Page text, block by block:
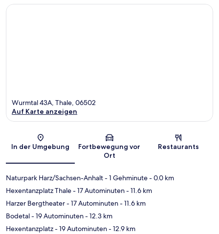
Karte
Wurmtal 43A, Thale, 06502
Auf Karte anzeigen
In der Umgebung
Fortbewegung vor
Ort
Restaurants
Naturpark Harz/Sachsen-Anhalt- 1 Gehminute- 0.0 km
Hexentanzplatz Thale- 17 Autominuten- 11.6 km
Harzer Bergtheater- 17 Autominuten- 11.6 km
Bodetal- 19 Autominuten- 12.3 km
Hexentanzplatz- 19 Autominuten- 12.9 km